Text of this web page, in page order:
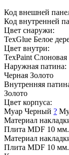
Код внешней
Код внутренней
Цвет снаружи:
TexGlue Белое
Цвет внутри:
TexPaint Слоновая
Наружная патина:
Черная Золото
Внутренняя
Золото
Цвет корпуса:
Муар Черный ?
Материал
Плита MDF 10 мм.
Материал
Плита MDF 10 мм.